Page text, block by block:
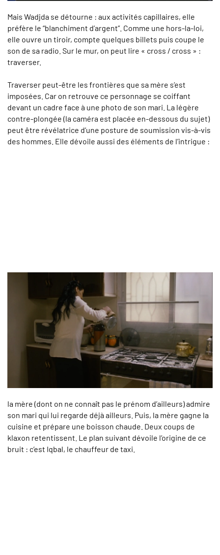
Mais Wadjda se détourne : aux activités capillaires, elle
préfère le “blanchiment d’argent”. Comme une hors-la-loi,
elle ouvre un tiroir, compte quelques billets puis coupe le
son de sa radio. Sur le mur, on peut lire « cross / cross » :
traverser.
Traverser peut-être les frontières que sa mère s’est
imposées. Car on retrouve ce personnage se coiffant
devant un cadre face à une photo de son mari. La légère
contre-plongée (la caméra est placée en-dessous du sujet)
peut être révélatrice d’une posture de soumission vis-à-vis
des hommes. Elle dévoile aussi des éléments de l’intrigue :
la mère (dont on ne connaît pas le prénom d’ailleurs) admire
son mari qui lui regarde déjà ailleurs. Puis, la mère gagne la
cuisine et prépare une boisson chaude. Deux coups de
klaxon retentissent. Le plan suivant dévoile l’origine de ce
bruit : c’est Iqbal, le chauffeur de taxi.